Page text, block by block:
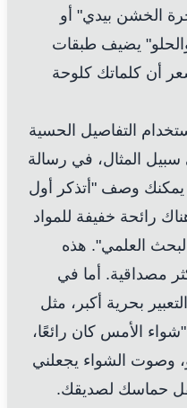
الخشن بيدي" أو
يضيف طبقات
أن كلماتك كلوحة
التفاصيل الحسية
سبيل المثال، في رسالة
وصف "أتذكر أول
رائحة خفيفة للمواد
العلمي". هذه
مصداقية. أما في
بحرية أكبر، مثل
الأمس كان رائعًا،
وصوت الشواء يجعلني
حماسك لصديقك.